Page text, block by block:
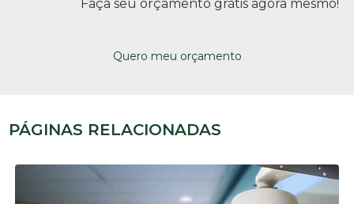
Faça seu orçamento grátis agora mesmo!
Quero meu orçamento
PÁGINAS RELACIONADAS